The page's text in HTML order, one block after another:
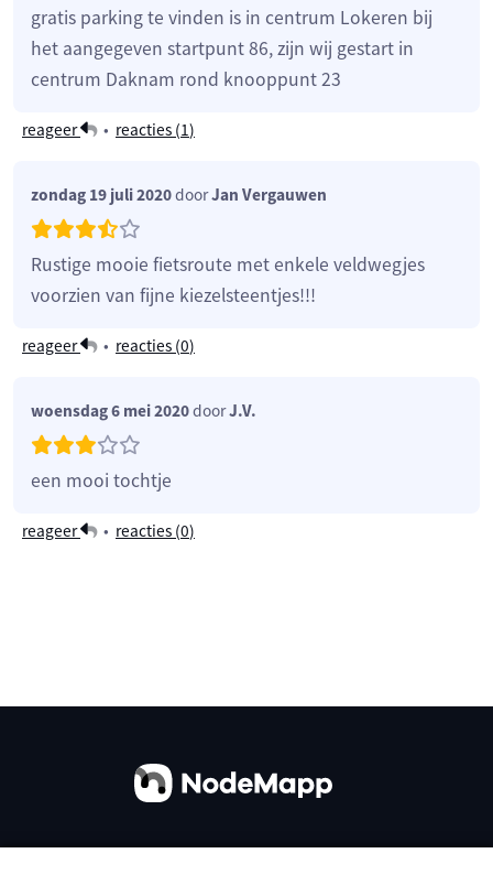
gratis parking te vinden is in centrum Lokeren bij
het aangegeven startpunt 86, zijn wij gestart in
centrum Daknam rond knooppunt 23
reageer • reacties (1)
zondag 19 juli 2020doorJan Vergauwen
Rustige mooie fietsroute met enkele veldwegjes
voorzien van fijne kiezelsteentjes!!!
reageer • reacties (0)
woensdag 6 mei 2020doorJ.V.
een mooi tochtje
reageer • reacties (0)